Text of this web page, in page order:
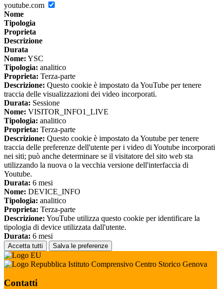
youtube.com
Nome
Tipologia
Proprieta
Descrizione
Durata
Nome: YSC
Tipologia: analitico
Proprieta: Terza-parte
Descrizione: Questo cookie è impostato da YouTube per tenere
traccia delle visualizzazioni dei video incorporati.
Durata: Sessione
Nome: VISITOR_INFO1_LIVE
Tipologia: analitico
Proprieta: Terza-parte
Descrizione: Questo cookie è impostato da Youtube per tenere
traccia delle preferenze dell'utente per i video di Youtube incorporati
nei siti; può anche determinare se il visitatore del sito web sta
utilizzando la nuova o la vecchia versione dell'interfaccia di
Youtube.
Durata: 6 mesi
Nome: DEVICE_INFO
Tipologia: analitico
Proprieta: Terza-parte
Descrizione: YouTube utilizza questo cookie per identificare la
tipologia di device utilizzata dall'utente.
Durata: 6 mesi
Accetta tutti Salva le preferenze
Istituto Comprensivo Centro Storico Genova
Contatti